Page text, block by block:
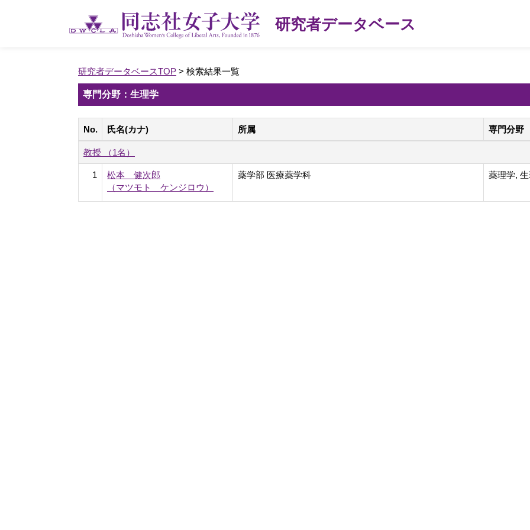
研究者データベース
研究者データベースTOP > 検索結果一覧
専門分野：生理学
No. 氏名(カナ) 所属 専門分野
教授 （1名）
1
松本 健次郎
（マツモト ケンジロウ）
薬学部 医療薬学科 薬理学,